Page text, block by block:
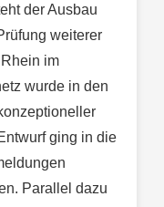
der Ausbau
weiterer
im
wurde in den
ging in die
Parallel dazu